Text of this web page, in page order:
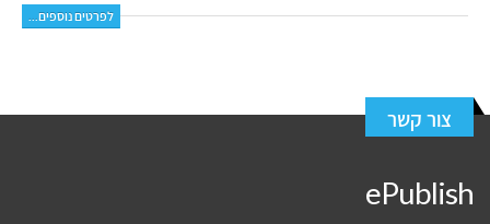
לפרטים נוספים...
צור קשר
ePublish